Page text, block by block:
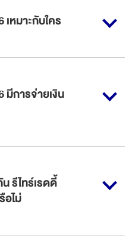
หมาะกับใคร
มีการจ่ายเงิน
รีไทร์เรดดี้
ไม่